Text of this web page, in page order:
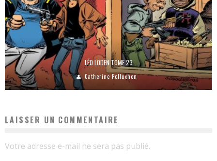
LÉO LODEN TOME 23
Catherine Pelluchon
LAISSER UN COMMENTAIRE
Votre adresse e-mail ne sera pas publié.